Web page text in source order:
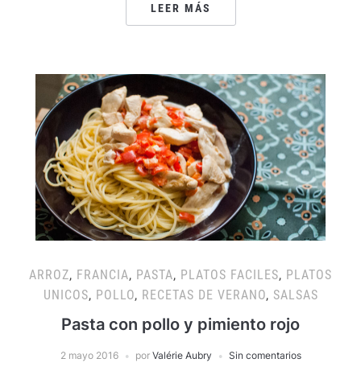
LEER MÁS
ARROZ, FRANCIA, PASTA, PLATOS FACILES, PLATOS
UNICOS, POLLO, RECETAS DE VERANO, SALSAS
Pasta con pollo y pimiento rojo
2 mayo 2016 por Valérie Aubry Sin comentarios